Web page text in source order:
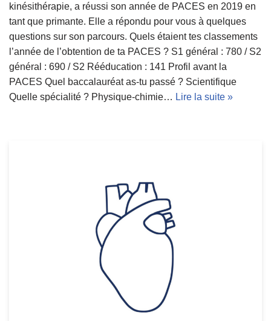
kinésithérapie, a réussi son année de PACES en 2019 en
tant que primante. Elle a répondu pour vous à quelques
questions sur son parcours. Quels étaient tes classements
l’année de l’obtention de ta PACES ? S1 général : 780 / S2
général : 690 / S2 Rééducation : 141 Profil avant la
PACES Quel baccalauréat as-tu passé ? Scientifique
Quelle spécialité ? Physique-chimie… Lire la suite »